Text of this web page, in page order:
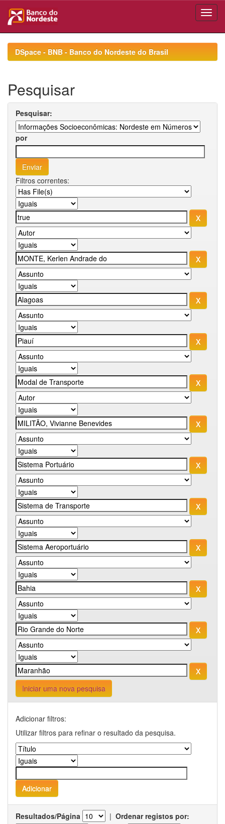
navigationDSpace - BNB - Banco do Nordeste do Brasil
Pesquisar
Pesquisar:
por
Filtros correntes:
Iniciar uma nova pesquisa
Adicionar filtros:
Utilizar filtros para refinar o resultado da pesquisa.
Resultados/Página | Ordenar registos por: